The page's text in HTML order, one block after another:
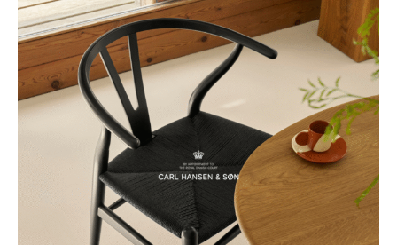
フラッグシップストア
0965-52-0323
096-274-8175